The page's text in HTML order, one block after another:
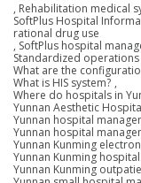
, Rehabilitation medical
SoftPlus Hospital
rational drug use
, SoftPlus hospital
Standardized operations
What are the
What is HIS system? ,
Where do hospitals in
Yunnan Aesthetic
Yunnan hospital
Yunnan hospital
Yunnan Kunming
Yunnan Kunming
Yunnan Kunming